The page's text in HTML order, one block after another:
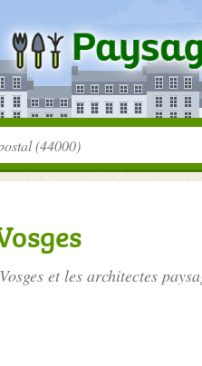
et les architectes